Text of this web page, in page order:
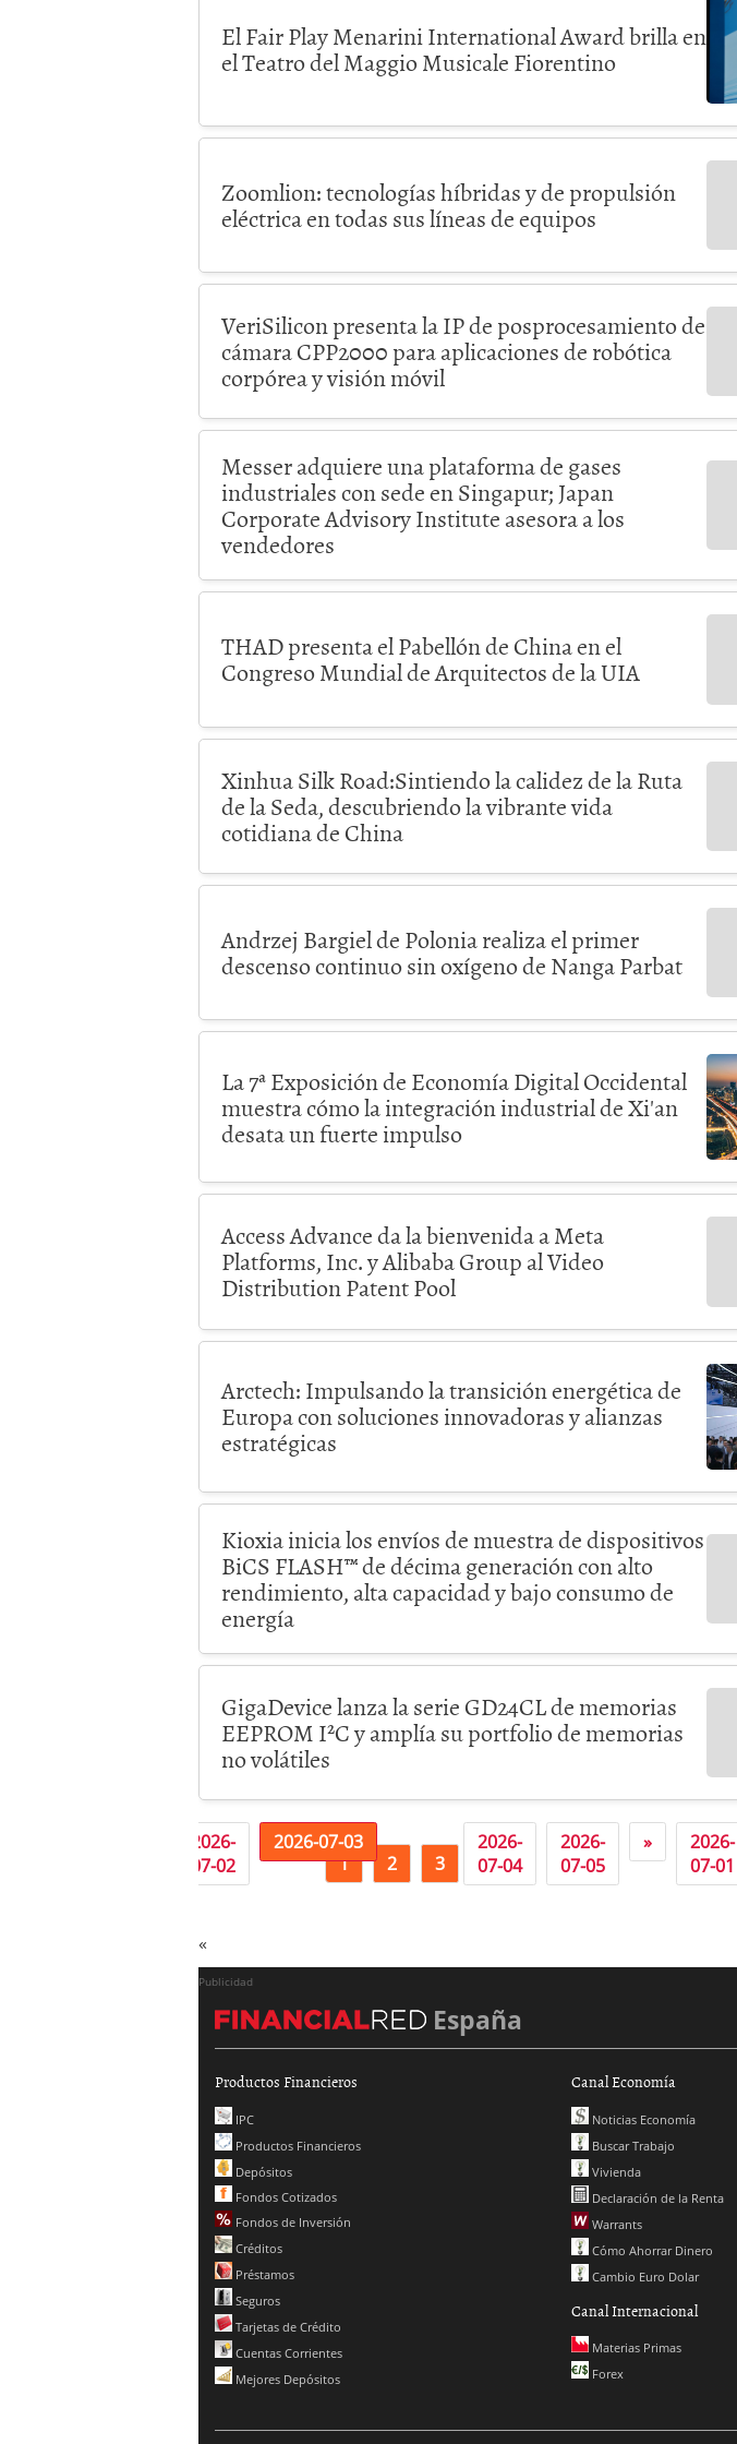
El Fair Play Menarini International Award brilla en
el Teatro del Maggio Musicale Fiorentino
Zoomlion: tecnologías híbridas y de propulsión
eléctrica en todas sus líneas de equipos
VeriSilicon presenta la IP de posprocesamiento de
cámara CPP2000 para aplicaciones de robótica
corpórea y visión móvil
Messer adquiere una plataforma de gases
industriales con sede en Singapur; Japan
Corporate Advisory Institute asesora a los
vendedores
THAD presenta el Pabellón de China en el
Congreso Mundial de Arquitectos de la UIA
Xinhua Silk Road:Sintiendo la calidez de la Ruta
de la Seda, descubriendo la vibrante vida
cotidiana de China
Andrzej Bargiel de Polonia realiza el primer
descenso continuo sin oxígeno de Nanga Parbat
La 7ª Exposición de Economía Digital Occidental
muestra cómo la integración industrial de Xi'an
desata un fuerte impulso
Access Advance da la bienvenida a Meta
Platforms, Inc. y Alibaba Group al Video
Distribution Patent Pool
Arctech: Impulsando la transición energética de
Europa con soluciones innovadoras y alianzas
estratégicas
Kioxia inicia los envíos de muestra de dispositivos
BiCS FLASH™ de décima generación con alto
rendimiento, alta capacidad y bajo consumo de
energía
GigaDevice lanza la serie GD24CL de memorias
EEPROM I²C y amplía su portfolio de memorias
no volátiles
2026-
07-02
2026-07-03
1
2 3 4
2026-
07-04
2026-
07-05
»
2026-
07-01
«
Publicidad
España
Productos Financieros
IPC
Productos Financieros
Depósitos
Fondos Cotizados
Fondos de Inversión
Créditos
Préstamos
Seguros
Tarjetas de Crédito
Cuentas Corrientes
Mejores Depósitos
Canal Economía
Noticias Economía
Buscar Trabajo
Vivienda
Declaración de la Renta
Warrants
Cómo Ahorrar Dinero
Cambio Euro Dolar
Canal Internacional
Materias Primas
Forex